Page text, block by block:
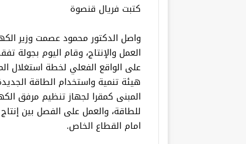
كتبت فريال قنصوة
واصل الدكتور محمود عصمت وزير
العمل والإنتاج، وقام اليوم بجولة
على الواقع الفعلي لخطة استغلال
هيئة تنمية واستخدام الطاقة
المبنى كمقرا لجهاز تنظيم مرفق
للطاقة، والعمل على الفصل بين
امام القطاع الخاص.